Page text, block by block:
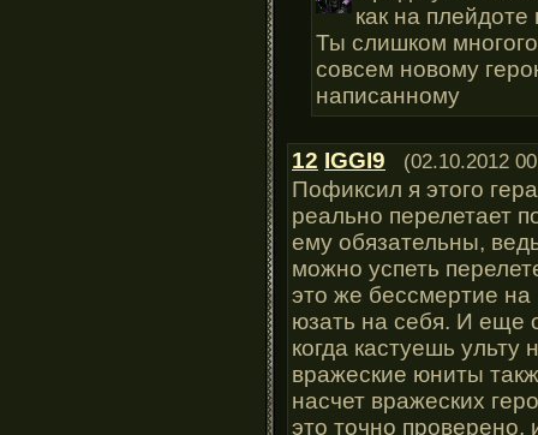
как на
Ты слишком
совсем новому
написанному
12 IGGI9 (02.10.2012
Пофиксил я этого
реально перелетает
ему обязательны,
можно успеть
это же бессмертие
юзать на себя. И
когда кастуешь ульту
вражеские юниты
насчет вражеских
это точно проверено,